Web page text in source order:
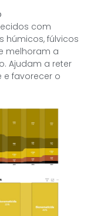
com
húmicos, fúlvicos
melhoram a
Ajudam a reter
favorecer o